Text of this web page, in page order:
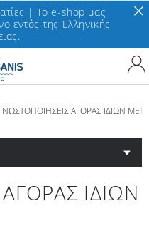
| To e-shop μας
εντός της Ελληνικής
ΑΓΟΡΑΣ ΙΔΙΩΝ
ΙΔΙΩΝ